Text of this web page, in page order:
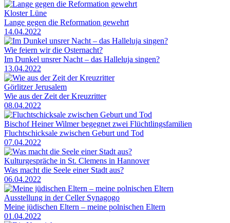
Kloster Lüne
Lange gegen die Reformation gewehrt
14.04.2022
Wie feiern wir die Osternacht?
Im Dunkel unsrer Nacht – das Halleluja singen?
13.04.2022
Görlitzer Jerusalem
Wie aus der Zeit der Kreuzritter
08.04.2022
Bischof Heiner Wilmer begegnet zwei Flüchtlingsfamilien
Fluchtschicksale zwischen Geburt und Tod
07.04.2022
Kulturgespräche in St. Clemens in Hannover
Was macht die Seele einer Stadt aus?
06.04.2022
Ausstellung in der Celler Synagogo
Meine jüdischen Eltern – meine polnischen Eltern
01.04.2022